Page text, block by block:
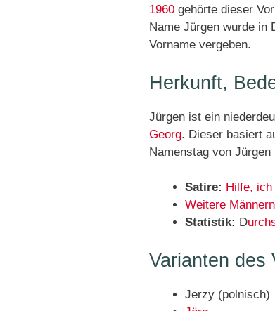
1960 gehörte dieser
Name Jürgen wurde in
Vorname vergeben.
Herkunft,
Jürgen ist ein
Georg. Dieser basiert
Namenstag von
Satire: Hilfe,
Weitere
Statistik: D
Varianten des
Jerzy (polnisch)